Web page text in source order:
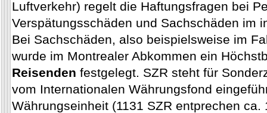
Luftverkehr) regelt die Haftungsfragen bei
Verspätungsschäden und Sachschäden im
Bei Sachschäden, also beispielsweise im
wurde im Montrealer Abkommen ein
Reisenden festgelegt. SZR steht für
vom Internationalen Währungsfond
Währungseinheit (1131 SZR entprechen